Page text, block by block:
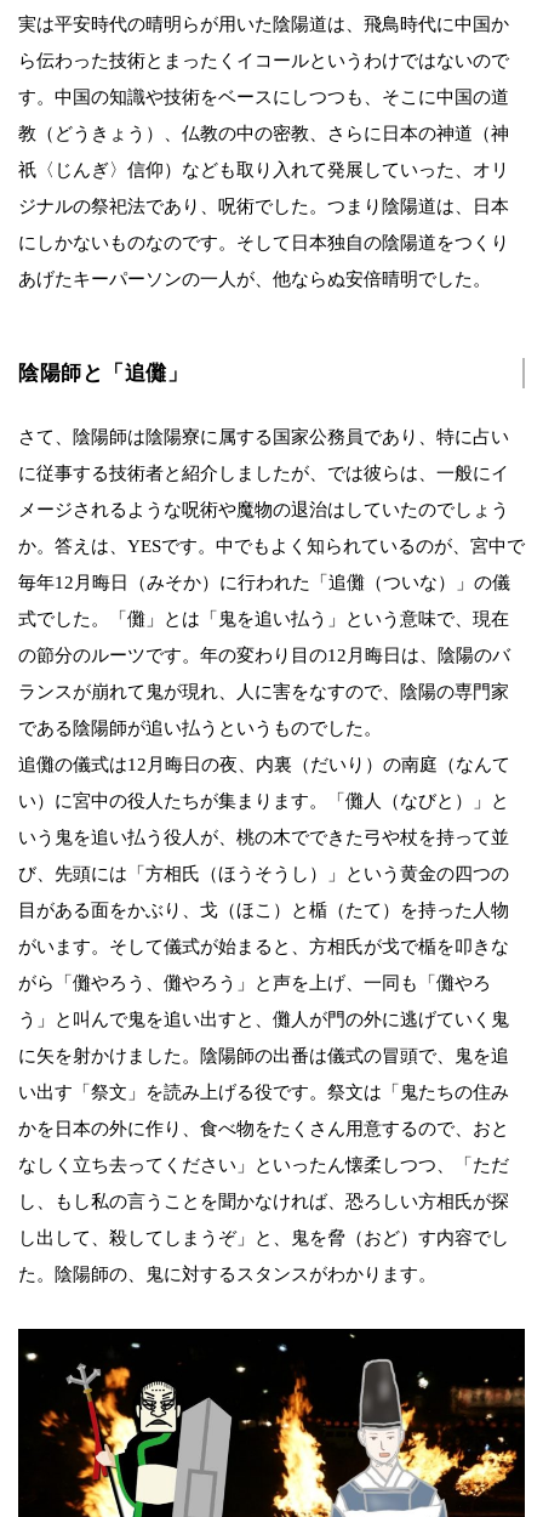
実は平安時代の晴明らが用いた陰陽道は、飛鳥時代に中国か
ら伝わった技術とまったくイコールというわけではないので
す。中国の知識や技術をベースにしつつも、そこに中国の道
教（どうきょう）、仏教の中の密教、さらに日本の神道（神
祇〈じんぎ〉信仰）なども取り入れて発展していった、オリ
ジナルの祭祀法であり、呪術でした。つまり陰陽道は、日本
にしかないものなのです。そして日本独自の陰陽道をつくり
あげたキーパーソンの一人が、他ならぬ安倍晴明でした。
陰陽師と「追儺」
さて、陰陽師は陰陽寮に属する国家公務員であり、特に占い
に従事する技術者と紹介しましたが、では彼らは、一般にイ
メージされるような呪術や魔物の退治はしていたのでしょう
か。答えは、YESです。中でもよく知られているのが、宮中で
毎年12月晦日（みそか）に行われた「追儺（ついな）」の儀
式でした。「儺」とは「鬼を追い払う」という意味で、現在
の節分のルーツです。年の変わり目の12月晦日は、陰陽のバ
ランスが崩れて鬼が現れ、人に害をなすので、陰陽の専門家
である陰陽師が追い払うというものでした。
追儺の儀式は12月晦日の夜、内裏（だいり）の南庭（なんて
い）に宮中の役人たちが集まります。「儺人（なびと）」と
いう鬼を追い払う役人が、桃の木でできた弓や杖を持って並
び、先頭には「方相氏（ほうそうし）」という黄金の四つの
目がある面をかぶり、戈（ほこ）と楯（たて）を持った人物
がいます。そして儀式が始まると、方相氏が戈で楯を叩きな
がら「儺やろう、儺やろう」と声を上げ、一同も「儺やろ
う」と叫んで鬼を追い出すと、儺人が門の外に逃げていく鬼
に矢を射かけました。陰陽師の出番は儀式の冒頭で、鬼を追
い出す「祭文」を読み上げる役です。祭文は「鬼たちの住み
かを日本の外に作り、食べ物をたくさん用意するので、おと
なしく立ち去ってください」といったん懐柔しつつ、「ただ
し、もし私の言うことを聞かなければ、恐ろしい方相氏が探
し出して、殺してしまうぞ」と、鬼を脅（おど）す内容でし
た。陰陽師の、鬼に対するスタンスがわかります。